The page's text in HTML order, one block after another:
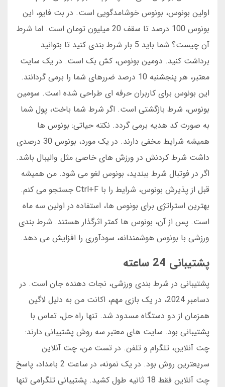
اولین بونوس، بونوس خوشامدگویی است. در بت فایو، این
بونوس 100 درصد تا سقف 20 میلیون تومان است. اما شرط
آن چیست؟ شما باید 5 بار شرط بندی کنید تا بتوانید
برداشت کنید. دومین بونوس، کش بک است. در یک سایت
معتبر، هر پنجشنبه 10 درصد ضررهای شما را برمی گردانند.
این بونوس برای کاربران حرفه ای طراحی شده است. سومین
بونوس، شرط بازگشتی است. اگر شرط شما باخت، پول شما
به صورت کد هدیه برمی گردد. نکته حیاتی: بونوس ها
همیشه شرایط مخفی دارند. در یک مورد، بونوس 30 درصدی
داشت شرط کردنش در ورزش های خاصی مثل والیبال باشد.
اگر در فوتبال شرط ببندید، بونوس لغو می شود. من همیشه
قبل از پذیرش بونوس، شرایط را با Ctrl+F جستجو می کنم.
بهترین استراتژی برای بونوس ها، استفاده در اولین سه ماه
است. پس از آن، بونوس ها کمتر اثرگذار هستند. شرط بندی
ورزشی با بونوس هوشمندانه، سودآوری را افزایش می دهد.
پشتیبانی 24 ساعته
پشتیبانی در شرط بندی ورزشی، نجات دهنده جان است. در
دسامبر 2024، در یک بازی مهم، اکانت من به دلیل لاگین
همزمان از دو دستگاه مسدود شد. تنها راه حل، تماس با
پشتیبانی بود. سایت های معتبر سه روش پشتیبانی دارند:
چت آنلاین، تلگرام و تلفن. در تست من، چت آنلاین
سریعترین روش بود. در یک نمونه، در ساعت 2 بامداد، پاسخ
چت آنلاین فقط 18 ثانیه طول کشید. پشتیبانی تلگرامی تنها